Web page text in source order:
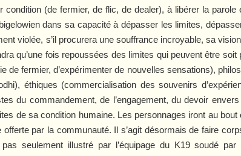
(de fermier, de flic, de dealer), à libérer la
dans sa capacité à dépasser les limites,
violée, s’il procurera une souffrance incroyable, sa
qu’une fois repoussées des limites qui peuvent être
de fermier, d’expérimenter de nouvelles sensations),
éthiques (commercialisation des souvenirs
du commandement, de l’engagement, du devoir
de sa condition humaine. Les personnages iront au
par la communauté. Il s’agit désormais de faire
seulement illustré par l’équipage du K19 soudé